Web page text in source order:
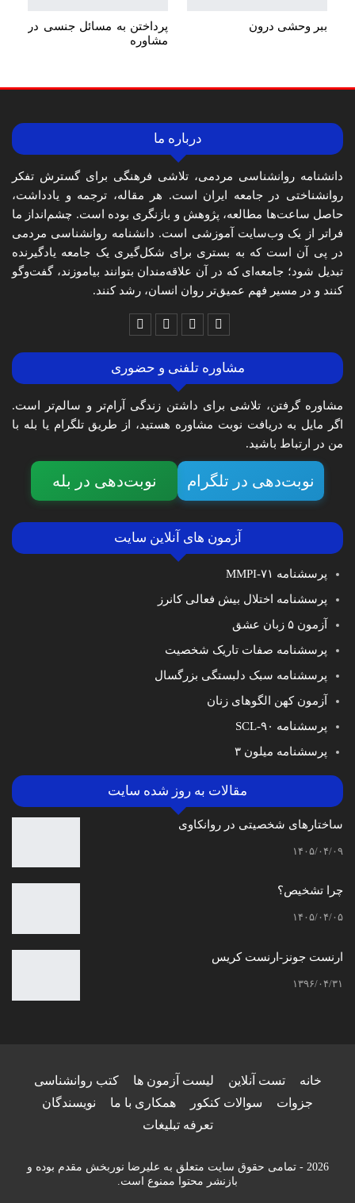
ببر وحشی درون
پرداختن به مسائل جنسی در
مشاوره
درباره ما
دانشنامه روانشناسی مردمی، تلاشی فرهنگی برای گسترش تفکر
روانشناختی در جامعه ایران است. هر مقاله، ترجمه و یادداشت،
حاصل ساعت‌ها مطالعه، پژوهش و بازنگری بوده است. چشم‌انداز ما
فراتر از یک وب‌سایت آموزشی است. دانشنامه روانشناسی مردمی
در پی آن است که به بستری برای شکل‌گیری یک جامعه یادگیرنده
تبدیل شود؛ جامعه‌ای که در آن علاقه‌مندان بتوانند بیاموزند، گفت‌وگو
کنند و در مسیر فهم عمیق‌تر روان انسان، رشد کنند.
مشاوره تلفنی و حضوری
مشاوره گرفتن، تلاشی برای داشتن زندگی آرام‌تر و سالم‌تر است.
اگر مایل به دریافت نوبت مشاوره هستید، از طریق تلگرام یا بله با
من در ارتباط باشید.
نوبت‌دهی در تلگرام نوبت‌دهی در بله
آزمون های آنلاین سایت
پرسشنامه MMPI-۷۱
پرسشنامه اختلال بیش فعالی کانرز
آزمون ۵ زبان عشق
پرسشنامه صفات تاریک شخصیت
پرسشنامه سبک دلبستگی بزرگسال
آزمون کهن الگوهای زنان
پرسشنامه SCL-۹۰
پرسشنامه میلون ۳
مقالات به روز شده سایت
ساختارهای شخصیتی در روانکاوی
۱۴۰۵/۰۴/۰۹
چرا تشخیص؟
۱۴۰۵/۰۴/۰۵
ارنست جونز-ارنست کریس
۱۳۹۶/۰۴/۳۱
خانه تست آنلاین لیست آزمون ها
کتب روانشناسی
جزوات
سوالات کنکور همکاری با ما
نویسندگان
تعرفه تبلیغات
2026 - تمامی حقوق سایت متعلق به علیرضا نوربخش مقدم بوده و
بازنشر محتوا ممنوع است.